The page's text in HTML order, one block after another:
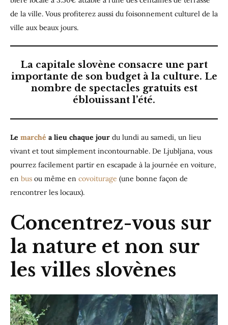
de la ville. Vous profiterez aussi du foisonnement culturel de la
ville aux beaux jours.
La capitale slovène consacre une part
importante de son budget à la culture. Le
nombre de spectacles gratuits est
éblouissant l’été.
Le marché a lieu chaque jour du lundi au samedi, un lieu
vivant et tout simplement incontournable. De Ljubljana, vous
pourrez facilement partir en escapade à la journée en voiture,
en bus ou même en covoiturage (une bonne façon de
rencontrer les locaux).
Concentrez-vous sur
la nature et non sur
les villes slovènes